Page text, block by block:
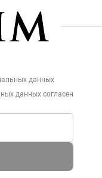
данных
данных согласен